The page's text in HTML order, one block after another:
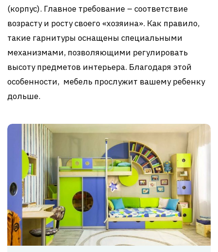
(корпус). Главное требование – соответствие
возрасту и росту своего «хозяина». Как правило,
такие гарнитуры оснащены специальными
механизмами, позволяющими регулировать
высоту предметов интерьера. Благодаря этой
особенности, мебель прослужит вашему ребенку
дольше.